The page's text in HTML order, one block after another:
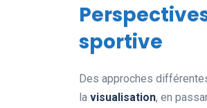
sportive
Des approches
la visualisation, en